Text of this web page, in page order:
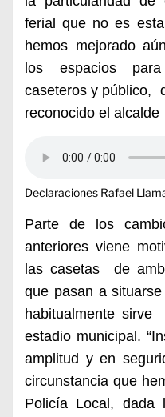
ferial que no es
hemos mejorado
los espacios
caseteros y público,
reconocido el alcalde
Declaraciones Rafael
Parte de los
anteriores viene
las casetas de
que pasan a
habitualmente
estadio municipal.
amplitud y en
circunstancia que
Policía Local, dada